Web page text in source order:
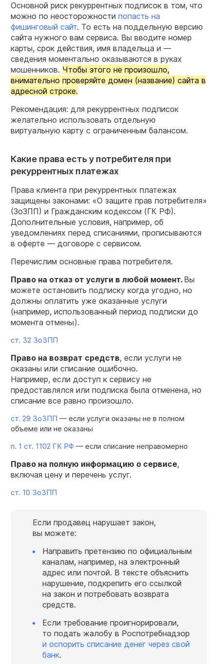
Основной риск рекуррентных подписок в том, что
можно по неосторожности попасть на
фишинговый сайт. То есть на поддельную версию
сайта нужного вам сервиса. Вы вводите номер
карты, срок действия, имя владельца и —
сведения моментально оказываются в руках
мошенников. Чтобы этого не произошло,
внимательно проверяйте домен (название) сайта в
адресной строке.
Рекомендация: для рекуррентных подписок
желательно использовать отдельную
виртуальную карту с ограниченным балансом.
Какие права есть у потребителя при
рекуррентных платежах
Права клиента при рекуррентных платежах
защищены законами: «О защите прав потребителя»
(ЗоЗПП) и Гражданским кодексом (ГК РФ).
Дополнительные условия, например, об
уведомлениях перед списаниями, прописываются
в оферте — договоре с сервисом.
Перечислим основные права потребителя.
Право на отказ от услуги в любой момент. Вы
можете остановить подписку когда угодно, но
должны оплатить уже оказанные услуги
(например, использованный период подписки до
момента отмены).
ст. 32 ЗоЗПП
Право на возврат средств, если услуги не
оказаны или списание ошибочно.
Например, если доступ к сервису не
предоставлялся или подписка была отменена, но
списание все равно произошло.
ст. 29 ЗоЗПП — если услуги оказаны не в полном
объеме или не оказаны
п. 1 ст. 1102 ГК РФ — если списание неправомерно
Право на полную информацию о сервисе,
включая цену и перечень услуг.
ст. 10 ЗоЗПП
Если продавец нарушает закон,
вы можете:
Направить претензию по официальным
каналам, например, на электронный
адрес или почтой. В тексте объяснить
нарушение, подкрепить его ссылкой
на закон и потребовать возврата
средств.
Если требование проигнорировали,
то подать жалобу в Роспотребнадзор
и оспорить списание денег через свой
банк.